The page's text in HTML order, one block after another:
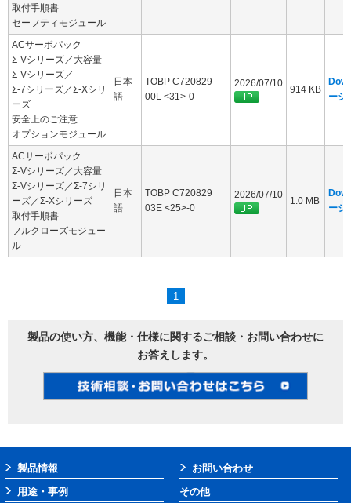
取付手順書
セーフティモジュール
ACサーボパック
Σ-Vシリーズ／大容量
Σ-Vシリーズ／
Σ-7シリーズ／Σ-Xシリ
ーズ
安全上のご注意
オプションモジュール
日本
語
TOBP C720829
00L <31>-0
2026/07/10
914 KB
ージ
ACサーボパック
Σ-Vシリーズ／大容量
Σ-Vシリーズ／Σ-7シリ
ーズ／Σ-Xシリーズ
取付手順書
フルクローズモジュー
ル
日本
語
TOBP C720829
03E <25>-0
2026/07/10
1.0 MB
ージ
1
製品の使い方、機能・仕様に関するご相談・お問い合わせに
お答えします。
製品情報
用途・事例
お問い合わせ
その他